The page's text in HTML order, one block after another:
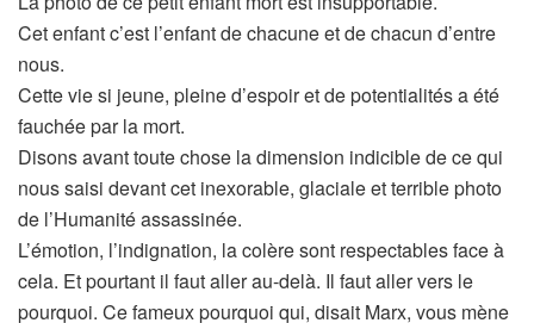
Cet enfant c’est l’enfant de chacune et de chacun d’entre
nous.
Cette vie si jeune, pleine d’espoir et de potentialités a été
fauchée par la mort.
Disons avant toute chose la dimension indicible de ce qui
nous saisi devant cet inexorable, glaciale et terrible photo
de l’Humanité assassinée.
L’émotion, l’indignation, la colère sont respectables face à
cela. Et pourtant il faut aller au-delà. Il faut aller vers le
pourquoi. Ce fameux pourquoi qui, disait Marx, vous mène